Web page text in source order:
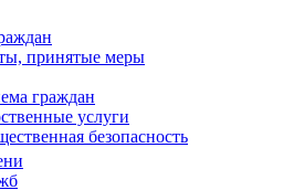
принятые меры
граждан
услуги
безопасность